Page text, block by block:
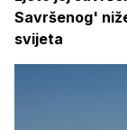
Savršenog'
svijeta